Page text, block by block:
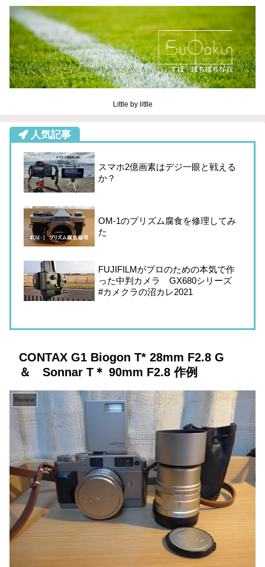
Little by little
人気記事
スマホ2億画素はデジ一眼と戦える
か？
OM-1のプリズム腐食を修理してみ
た
FUJIFILMがプロのための本気で作
った中判カメラ GX680シリーズ
#カメクラの沼カレ2021
CONTAX G1 Biogon T* 28mm F2.8 G
＆ Sonnar T＊ 90mm F2.8 作例
Review